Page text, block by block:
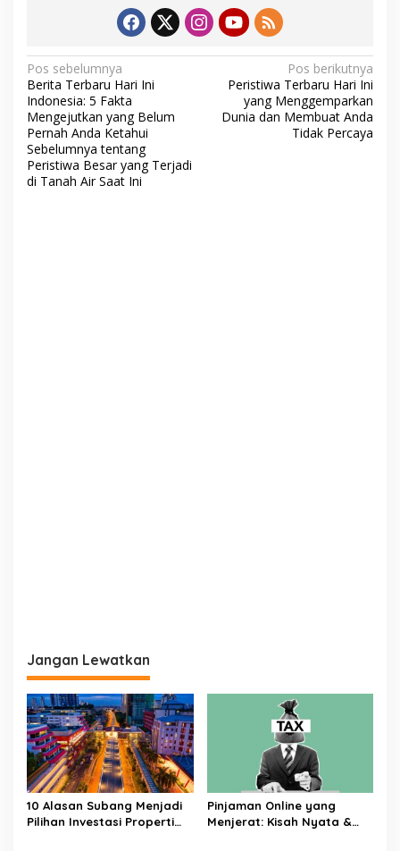
N
a
v
i
g
Pos sebelumnya
Berita Terbaru Hari Ini
Indonesia: 5 Fakta
Mengejutkan yang Belum
Pernah Anda Ketahui
Sebelumnya tentang
Peristiwa Besar yang Terjadi
di Tanah Air Saat Ini
Pos berikutnya
Peristiwa Terbaru Hari Ini
yang Menggemparkan
Dunia dan Membuat Anda
Tidak Percaya
Jangan Lewatkan
10 Alasan Subang Menjadi
Pilihan Investasi Properti
Pinjaman Online yang
Menjerat: Kisah Nyata &